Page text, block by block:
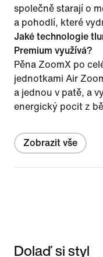
společně starají o
a pohodlí, které
Jaké technologie
Premium využívá?
Pěna ZoomX po
jednotkami Air
a jednou v patě, a
energický pocit z
Zobrazit vše
Dolaď si styl